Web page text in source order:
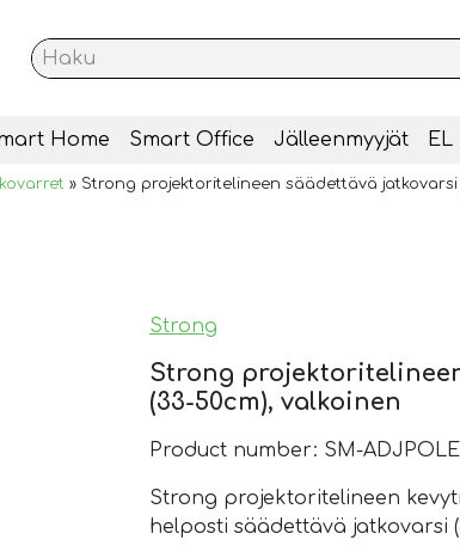
Home Smart Office Jälleenmyyjät
» Strong projektoritelineen säädettävä jatkovarsi
Strong
Strong
(33-50cm), valkoinen
Product number: SM-
Strong projektoritelineen
helposti säädettävä jatkovarsi